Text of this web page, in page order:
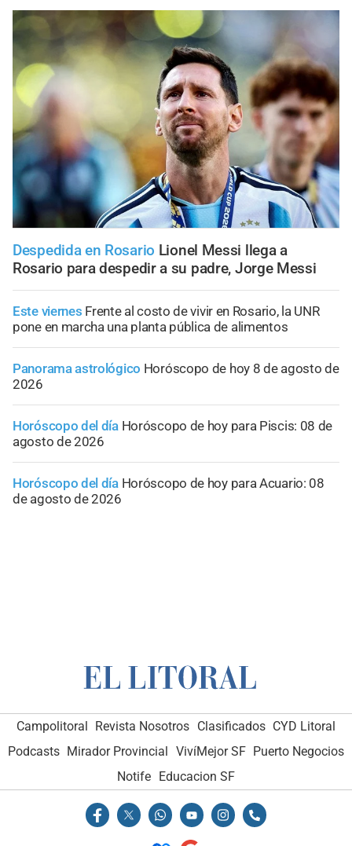
Despedida en Rosario Lionel Messi llega a
Rosario para despedir a su padre, Jorge Messi
Este viernes Frente al costo de vivir en Rosario, la UNR
pone en marcha una planta pública de alimentos
Panorama astrológico Horóscopo de hoy 8 de agosto de
2026
Horóscopo del día Horóscopo de hoy para Piscis: 08 de
agosto de 2026
Horóscopo del día Horóscopo de hoy para Acuario: 08
de agosto de 2026
Campolitoral Revista Nosotros Clasificados CYD Litoral
Podcasts Mirador Provincial VivíMejor SF Puerto Negocios
Notife
Educacion SF